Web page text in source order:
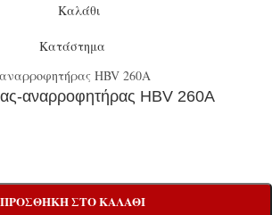
Καλάθι
Κατάστημα
αναρροφητήρας HBV 260A
ΠΡΟΣΘΉΚΗ ΣΤΟ ΚΑΛΆΘΙ